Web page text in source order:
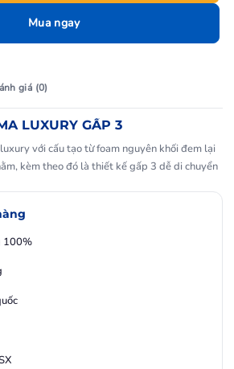
Mua ngay
giá (0)
LUXURY GẤP 3
với cấu tạo từ foam nguyên khối đem lại
kèm theo đó là thiết kế gấp 3 dễ di chuyển
100%